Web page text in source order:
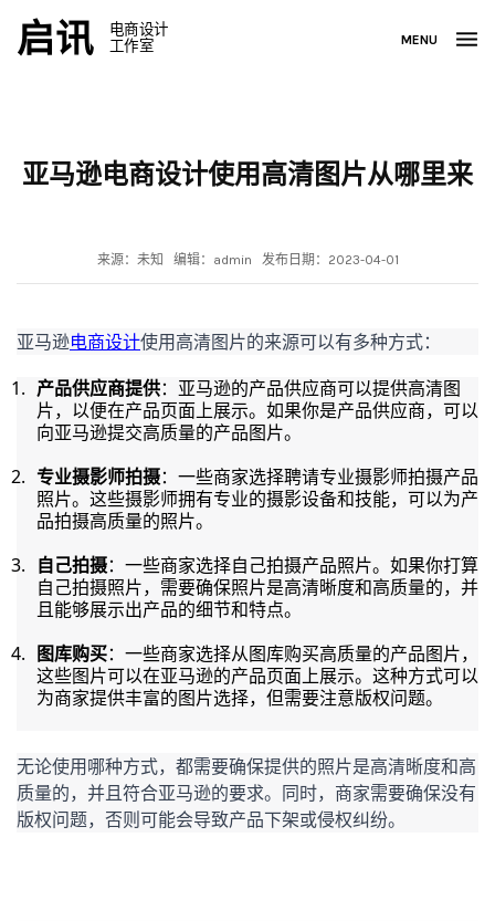
启讯
电商设计
工作室
MENU
亚马逊电商设计使用高清图片从哪里来
来源：未知 编辑：admin 发布日期：2023-04-01
亚马逊电商设计使用高清图片的来源可以有多种方式：
产品供应商提供：亚马逊的产品供应商可以提供高清图
片，以便在产品页面上展示。如果你是产品供应商，可以
向亚马逊提交高质量的产品图片。
专业摄影师拍摄：一些商家选择聘请专业摄影师拍摄产品
照片。这些摄影师拥有专业的摄影设备和技能，可以为产
品拍摄高质量的照片。
自己拍摄：一些商家选择自己拍摄产品照片。如果你打算
自己拍摄照片，需要确保照片是高清晰度和高质量的，并
且能够展示出产品的细节和特点。
图库购买：一些商家选择从图库购买高质量的产品图片，
这些图片可以在亚马逊的产品页面上展示。这种方式可以
为商家提供丰富的图片选择，但需要注意版权问题。
无论使用哪种方式，都需要确保提供的照片是高清晰度和高
质量的，并且符合亚马逊的要求。同时，商家需要确保没有
版权问题，否则可能会导致产品下架或侵权纠纷。